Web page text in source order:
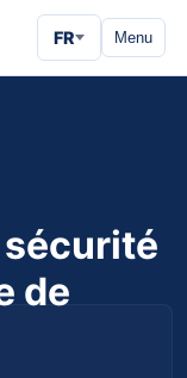
FR Menu
de